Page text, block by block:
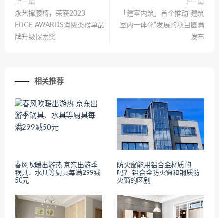
上一篇
永艺撑腰椅，荣获2023
EDGE AWARDS消费类榜单品
牌升级探索奖
下一篇
「建室内筑」首个推动“建筑
室内一体化”发展的项目圆满
发布
相关推荐
春风吹暖出游热 京东出游季
锅具、水具等厨具每满299减
50元
防火窗能用铝合金材质的
吗？ 铝合金防火窗和钢质防
火窗的区别